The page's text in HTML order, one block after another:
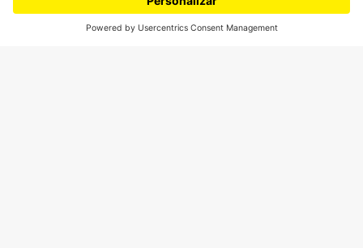
Podcasts
Ediciones especiales